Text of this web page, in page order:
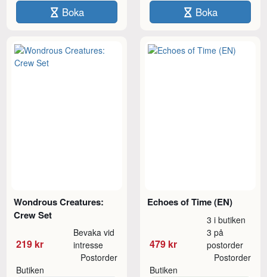
Boka Boka
Wondrous Creatures:
Crew Set
219 kr
Bevaka vid
intresse
Butiken
Postorder
Echoes of Time (EN)
479 kr
3 i butiken
3 på
postorder
Butiken
Postorder